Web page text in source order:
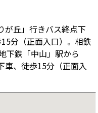
が丘」行きバス終点下
分（正面入口）。相鉄
下鉄「中山」駅から
車、徒歩15分（正面入